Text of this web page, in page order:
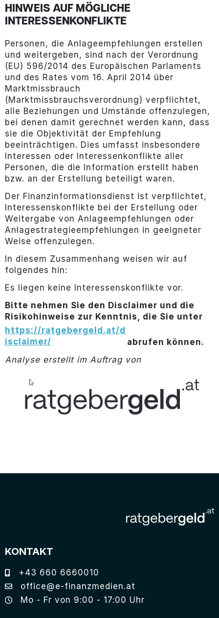
HINWEIS AUF MÖGLICHE
INTERESSENKONFLIKTE
Personen, die Anlageempfehlungen erstellen
und weitergeben, sind nach der Verordnung
(EU) 596/2014 des Europäischen Parlaments
und des Rates vom 16. April 2014 über
Marktmissbrauch
(Marktmissbrauchsverordnung) verpflichtet,
alle Beziehungen und Umstände offenzulegen,
bei denen damit gerechnet werden kann, dass
sie die Objektivität der Empfehlung
beeinträchtigen. Dies umfasst insbesondere
Interessen oder Interessenkonflikte aller
Personen, die die Information erstellt haben
bzw. an der Erstellung beteiligt waren.
Der Finanzinformationsdienst ist verpflichtet,
Interessenskonflikte bei der Erstellung oder
Weitergabe von Anlageempfehlungen oder
Anlagestrategieempfehlungen in geeigneter
Weise offenzulegen.
In diesem Zusammenhang weisen wir auf
folgendes hin:
Es liegen keine Interessenskonflikte vor.
Bitte nehmen Sie den Disclaimer und die
Risikohinweise zur Kenntnis, die Sie unter
https://ratgebergeld.at/d
isclaimer/
abrufen können.
Analyse erstellt im Auftrag von
KONTAKT
+43 660 6660010
office@e-finanzmedien.at
Mo - Fr von 9:00 - 17:00 Uhr